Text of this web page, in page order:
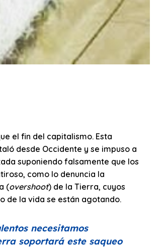
el fin del capitalismo. Esta
desde Occidente y se impuso a
suponiendo falsamente que los
como lo denuncia la
(overshoot) de la Tierra, cuyos
de la vida se están agotando.
necesitamos
soportará este saqueo